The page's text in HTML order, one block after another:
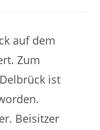
auf dem
Zum
ist
Beisitzer